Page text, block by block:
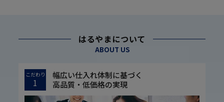
はるやまについて
ABOUT US
こだわり
1
幅広い仕入れ体制に基づく
高品質・低価格の実現